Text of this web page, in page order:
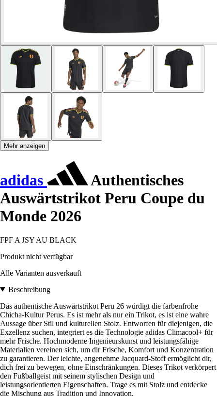
Mehr anzeigen
adidas
Authentisches
Auswärtstrikot Peru Coupe du
Monde 2026
FPF A JSY AU BLACK
Produkt nicht verfügbar
Alle Varianten ausverkauft
Beschreibung
Das authentische Auswärtstrikot Peru 26 würdigt die farbenfrohe
Chicha-Kultur Perus. Es ist mehr als nur ein Trikot, es ist eine wahre
Aussage über Stil und kulturellen Stolz. Entworfen für diejenigen, die
Exzellenz suchen, integriert es die Technologie adidas Climacool+ für
mehr Frische. Hochmoderne Ingenieurskunst und leistungsfähige
Materialien vereinen sich, um dir Frische, Komfort und Konzentration
zu garantieren. Der leichte, angenehme Jacquard-Stoff ermöglicht dir,
dich frei zu bewegen, ohne Einschränkungen. Dieses Trikot verkörpert
den Fußballgeist mit seinem stylischen Design und
leistungsorientierten Eigenschaften. Trage es mit Stolz und entdecke
die Mischung aus Tradition und Innovation.